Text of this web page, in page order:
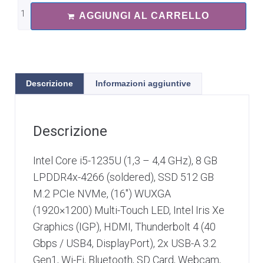
AGGIUNGI AL CARRELLO
Descrizione Informazioni aggiuntive
Descrizione
Intel Core i5-1235U (1,3 – 4,4 GHz), 8 GB
LPDDR4x-4266 (soldered), SSD 512 GB
M.2 PCIe NVMe, (16″) WUXGA
(1920×1200) Multi-Touch LED, Intel Iris Xe
Graphics (IGP), HDMI, Thunderbolt 4 (40
Gbps / USB4, DisplayPort), 2x USB-A 3.2
Gen1, Wi-Fi, Bluetooth, SD Card, Webcam,